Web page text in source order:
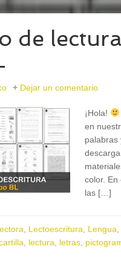
de
Dejar un comentario
¡Hola!
en
palabras
color. En
las […]
Lectoescritura Lengua
lectura letras